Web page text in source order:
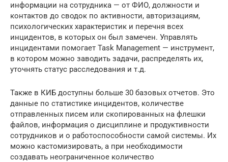
информации на сотрудника — от ФИО, должности и
контактов до сводок по активности, авторизациям,
психологических характеристик и перечня всех
инцидентов, в которых он был замечен. Управлять
инцидентами помогает Task Management — инструмент,
в котором можно заводить задачи, распределять их,
уточнять статус расследования и т.д.
Также в КИБ доступны больше 30 базовых отчетов. Это
данные по статистике инцидентов, количестве
отправленных писем или скопированных на флешки
файлов, информация о дисциплине и продуктивности
сотрудников и о работоспособности самой системы. Их
можно кастомизировать, а при необходимости
создавать неограниченное количество